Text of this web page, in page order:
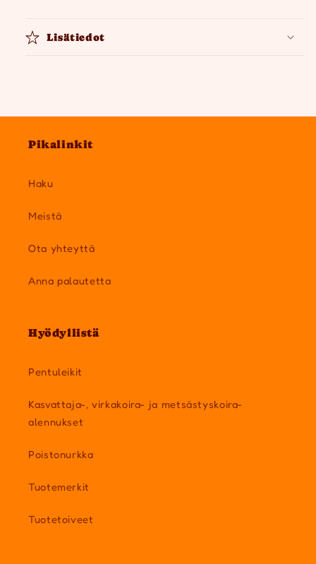
Lisätiedot
Pikalinkit
Haku
Meistä
Ota yhteyttä
Anna palautetta
Hyödyllistä
Pentuleikit
Kasvattaja-, virkakoira- ja metsästyskoira-
alennukset
Poistonurkka
Tuotemerkit
Tuotetoiveet